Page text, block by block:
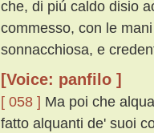
che, di piú caldo disio
commesso, con le
sonnacchiosa, e
[Voice: panfilo ]
[ 058 ] Ma poi che
fatto alquanti de' suoi